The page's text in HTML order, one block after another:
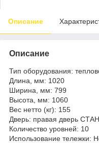
Описание
Описание
Тип оборудования:
Длина, мм: 1020
Ширина, мм: 799
Высота, мм: 1060
Вес нетто (кг): 155
Дверь: правая дверь
Количество уровней: 10
Использование тележки: